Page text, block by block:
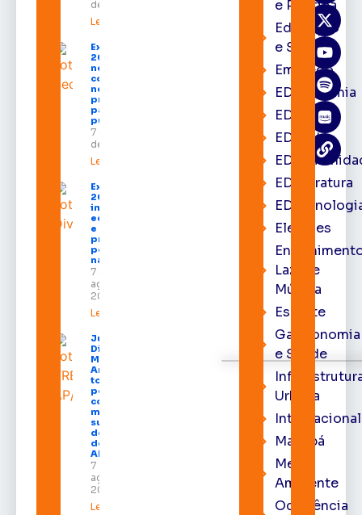
de 2026
Leia mais »
Expofeira
2026 começa
neste sábado
com shows,
negócios e
programação
para todos os
públicos
7 de agosto
de 2026
Leia mais »
Expofeira
2026
impulsiona
economia
e aumenta
procura
por hotéis
na capital
7 de
agosto de
2026
Leia mais »
Juiz
Diego
Moura de
Araújo
toma
posse
como
membro
substituto
do Pleno
do TRE-
AP
7 de
agosto de
2026
Leia mais »
e Política
Educação
e Saúde
Emprego
EDacademia
EDbrasília
EDcast
EDliteratura
Eleições
Lazer e
Música
Esporte
Gastronomia
e Saúde
Urbana
Internacional
Macapá
Meio
Ambiente
Ocorrência